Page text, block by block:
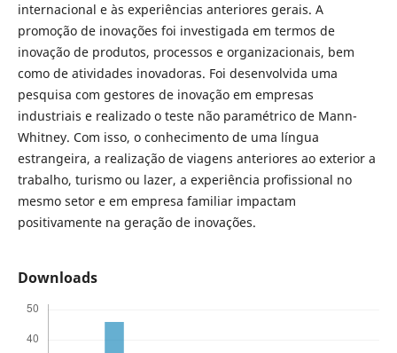
internacional e às experiências anteriores gerais. A
promoção de inovações foi investigada em termos de
inovação de produtos, processos e organizacionais, bem
como de atividades inovadoras. Foi desenvolvida uma
pesquisa com gestores de inovação em empresas
industriais e realizado o teste não paramétrico de Mann-
Whitney. Com isso, o conhecimento de uma língua
estrangeira, a realização de viagens anteriores ao exterior a
trabalho, turismo ou lazer, a experiência profissional no
mesmo setor e em empresa familiar impactam
positivamente na geração de inovações.
Downloads